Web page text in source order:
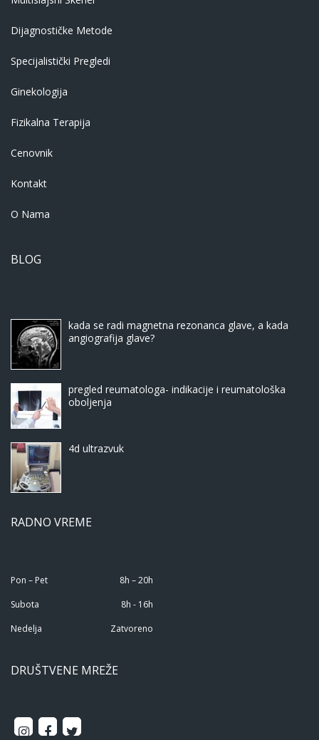
Dijagnostičke Metode
Specijalistički Pregledi
Ginekologija
Fizikalna Terapija
Cenovnik
Kontakt
O Nama
BLOG
kada se radi magnetna rezonanca glave, a kada
angiografija glave?
pregled reumatologa- indikacije i reumatološka
oboljenja
4d ultrazvuk
RADNO VREME
Pon – Pet
8h – 20h
Subota
8h - 16h
Nedelja
Zatvoreno
DRUŠTVENE MREŽE